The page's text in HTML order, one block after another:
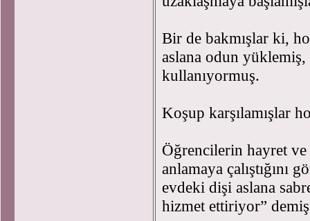
Bir de bakmışlar ki,
aslana odun yüklemiş,
kullanıyormuş.
Koşup karşılamışlar
Öğrencilerin hayret
anlamaya çalıştığını
evdeki dişi aslana
hizmet ettiriyor”